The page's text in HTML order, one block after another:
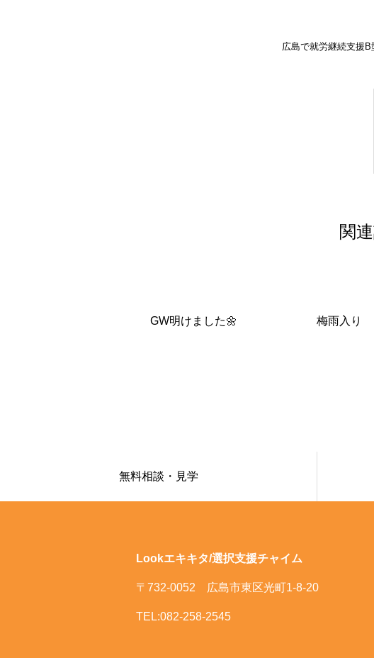
広島で就労継続支援
関
GW明けました🌼 梅雨入り
無料相談・見学
Lookエキキタ/選択支援チャイム
〒732-0052 広島市東区光町1-8-20
TEL:082-258-2545